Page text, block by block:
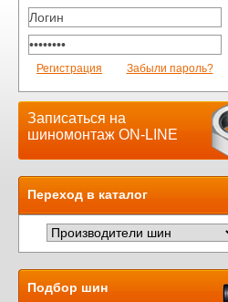
Регистрация Забыли пароль?
Записаться на
шиномонтаж ON-LINE
Переход в каталог
Подбор шин